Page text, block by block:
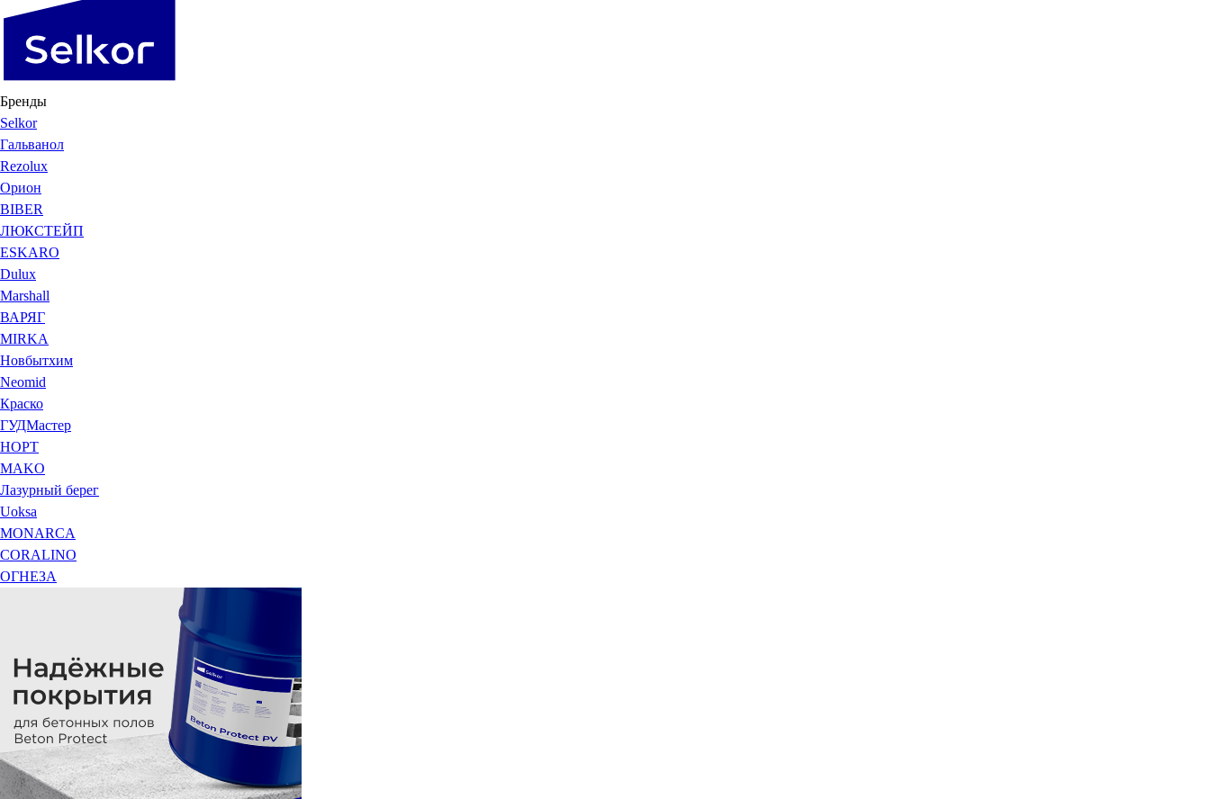
Бренды
Selkor
Гальванол
Rezolux
Орион
BIBER
ЛЮКСТЕЙП
ESKARO
Dulux
Marshall
ВАРЯГ
MIRKA
Новбытхим
Neomid
Краско
ГУДМастер
НОРТ
MAKO
Лазурный берег
Uoksa
MONARCA
CORALINO
ОГНЕЗА